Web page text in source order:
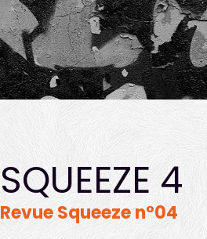
SQUEEZE 4
Revue Squeeze n°04